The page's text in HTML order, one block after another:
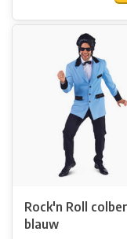
Rock'n Roll
blauw